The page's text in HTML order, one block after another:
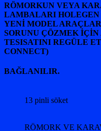
RÖMORKUN VEYA
LAMBALARI
YENİ MODEL
SORUNU ÇÖZMEK
TESISATINI REGÜLE
CONNECT)
BAĞLANILIR.
13 pinli söket
RÖMORK VE